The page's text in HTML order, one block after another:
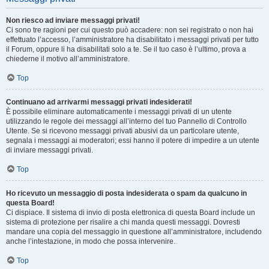
Non riesco ad inviare messaggi privati!
Ci sono tre ragioni per cui questo può accadere: non sei registrato o non hai
effettuato l’accesso, l’amministratore ha disabilitato i messaggi privati per tutto
il Forum, oppure li ha disabilitati solo a te. Se il tuo caso è l’ultimo, prova a
chiederne il motivo all’amministratore.
Top
Continuano ad arrivarmi messaggi privati indesiderati!
È possibile eliminare automaticamente i messaggi privati ​​di un utente
utilizzando le regole dei messaggi all’interno del tuo Pannello di Controllo
Utente. Se si ricevono messaggi privati ​​abusivi da un particolare utente,
segnala i messaggi ai moderatori; essi hanno il potere di impedire a un utente
di inviare messaggi privati​​.
Top
Ho ricevuto un messaggio di posta indesiderata o spam da qualcuno in
questa Board!
Ci dispiace. Il sistema di invio di posta elettronica di questa Board include un
sistema di protezione per risalire a chi manda questi messaggi. Dovresti
mandare una copia del messaggio in questione all’amministratore, includendo
anche l’intestazione, in modo che possa intervenire.
Top